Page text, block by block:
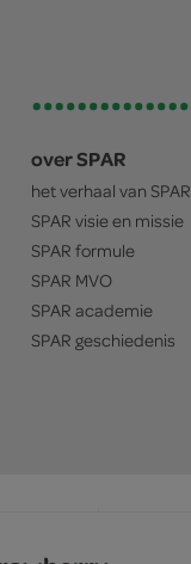
over SPAR
het verhaal van SPAR
SPAR visie en missie
SPAR formule
SPAR MVO
SPAR academie
SPAR geschiedenis